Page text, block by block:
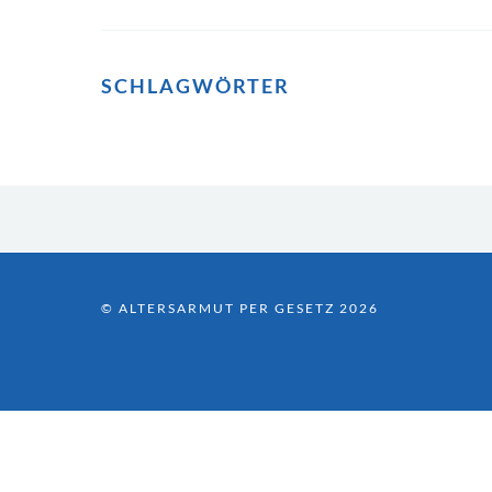
SCHLAGWÖRTER
© ALTERSARMUT PER GESETZ 2026